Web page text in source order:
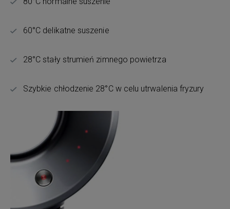
60°C delikatne suszenie
28°C stały strumień zimnego powietrza
Szybkie chłodzenie 28°C w celu utrwalenia fryzury